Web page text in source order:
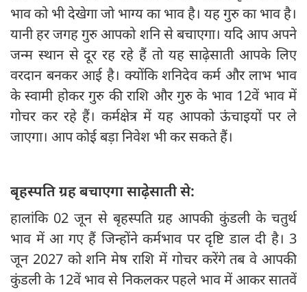
भाव को भी देखेगा जो भाग्य का भाव है। यह गुरु का भाव है।
यानी हर जगह गुरु आपको शनि से बचाएगा। यदि आप अपने
जन्म स्थान से दूर रह रहे हैं तो यह साढ़ेसाती आपके लिए
वरदान बनकर आई है। क्योंकि शनिदेव कर्म और लाभ भाव
के स्वामी होकर गुरु की राशि और गुरु के भाव 12वें भाव में
गोचर कर रहे हैं। कर्मक्षेत्र में यह आपको ऊंचाइयों पर ले
जाएगा। आप कोई बड़ा निवेश भी कर सकते हैं।
बृहस्पति ग्रह बचाएगा साढ़ेसाती से:
हालांकि 02 जून से बृहस्पति ग्रह आपकी कुंडली के चतुर्थ
भाव में आ गए हैं जिन्होंने कर्मभाव पर दृष्टि डाल दी है। 3
जून 2027 को शनि मेष राशि में गोचर करेंगे तब वे आपकी
कुंडली के 12वें भाव से निकलकर पहले भाव में आकर सातवें